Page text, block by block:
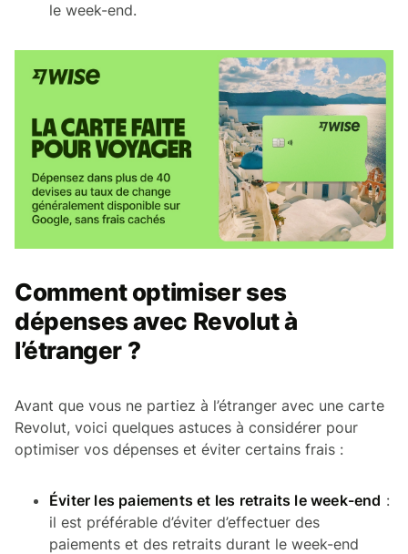
le week-end.
Comment optimiser ses
dépenses avec Revolut à
l’étranger ?
Avant que vous ne partiez à l’étranger avec une carte
Revolut, voici quelques astuces à considérer pour
optimiser vos dépenses et éviter certains frais :
Éviter les paiements et les retraits le week-end :
il est préférable d’éviter d’effectuer des
paiements et des retraits durant le week-end